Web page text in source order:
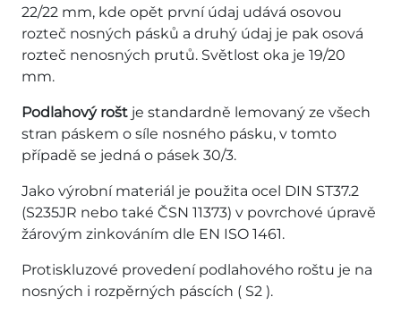
22/22 mm, kde opět první údaj udává osovou
rozteč nosných pásků a druhý údaj je pak osová
rozteč nenosných prutů. Světlost oka je 19/20
mm.
Podlahový rošt je standardně lemovaný ze všech
stran páskem o síle nosného pásku, v tomto
případě se jedná o pásek 30/3.
Jako výrobní materiál je použita ocel DIN ST37.2
(S235JR nebo také ČSN 11373) v povrchové úpravě
žárovým zinkováním dle EN ISO 1461.
Protiskluzové provedení podlahového roštu je na
nosných i rozpěrných páscích ( S2 ).